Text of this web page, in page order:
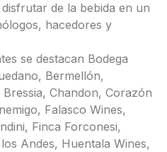
de la bebida en un
hacedores y
se destacan Bodega
Bermellón,
Chandon, Corazón
Falasco Wines,
Finca Forconesi,
Andes, Huentala Wines,